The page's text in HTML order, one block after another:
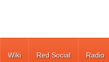
Wiki Red Social Radio